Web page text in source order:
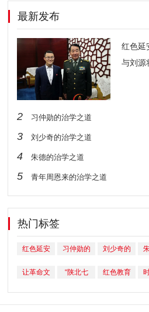
最新发布
红色延
与刘源
2 习仲勋的治学之道
3 刘少奇的治学之道
4 朱德的治学之道
5 青年周恩来的治学之道
热门标签
红色延安
常世民与
习仲勋的
刘少奇的
让革命文
“陕北七
红色教育